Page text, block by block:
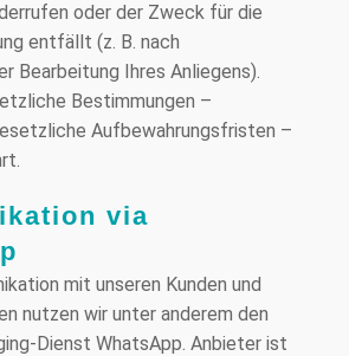
oder der Zweck für die
entfällt (z. B. nach
Bearbeitung Ihres Anliegens).
Bestimmungen –
Aufbewahrungsfristen –
via
mit unseren Kunden und
nutzen wir unter anderem den
Dienst WhatsApp. Anbieter ist